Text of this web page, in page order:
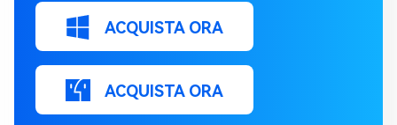
ACQUISTA ORA
ACQUISTA ORA